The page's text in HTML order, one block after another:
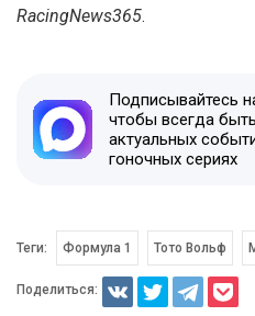
RacingNews365.
Подписывайтесь
чтобы всегда
актуальных
гоночных сериях
Теги: Формула 1 Тото Вольф
Поделиться: